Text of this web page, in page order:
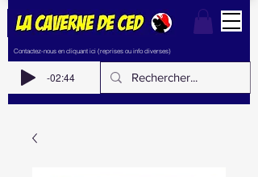
Contactez-nous en cliquant ici (reprises ou info diverses)
-02:44